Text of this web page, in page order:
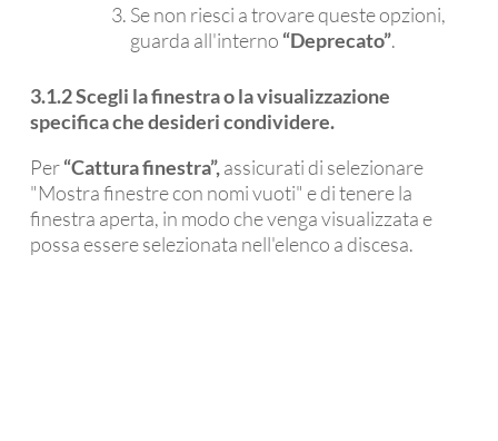
Se non riesci a trovare queste opzioni,
guarda all'interno “Deprecato”.
3.1.2 Scegli la finestra o la visualizzazione
specifica che desideri condividere.
Per“Cattura finestra”,assicurati di selezionare
"Mostra finestre con nomi vuoti" e di tenere la
finestra aperta, in modo che venga visualizzata e
possa essere selezionata nell'elenco a discesa.